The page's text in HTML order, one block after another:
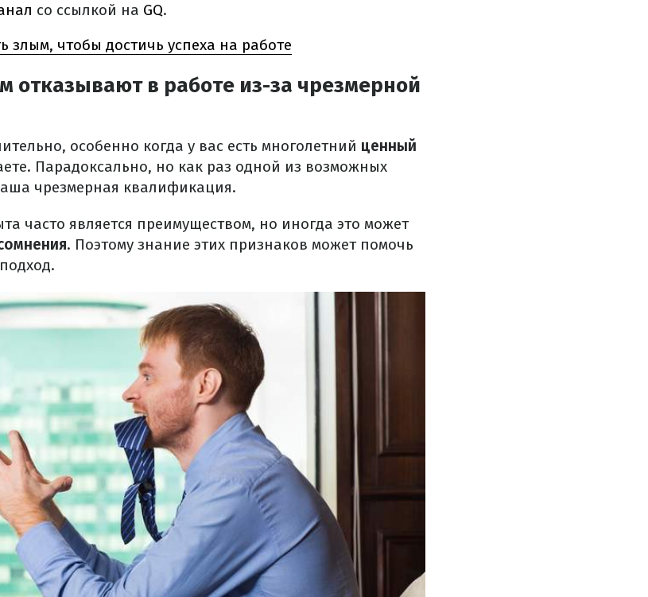
со ссылкой на GQ.
злым, чтобы достичь успеха на работе
отказывают в работе из-за чрезмерной
особенно когда у вас есть многолетний ценный
Парадоксально, но как раз одной из возможных
чрезмерная квалификация.
часто является преимуществом, но иногда это может
. Поэтому знание этих признаков может помочь